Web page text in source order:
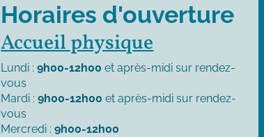
Horaires d'ouverture
Accueil physique
Lundi :9h00-12h00 et après-midi sur rendez-
vous
Mardi :9h00-12h00 et après-midi sur rendez-
vous
Mercredi :9h00-12h00